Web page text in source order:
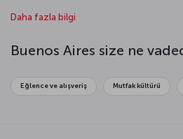
oluşturduğu deltada yapacağınız tekne
saraylarına göz gezdirebilirsiniz. Buenos
hoşsohbet insanlarıyla tanışıp,
Yemek zamanı geldiğindeyse, Arjantin’e
Daha fazla bilgi
Buenos Aires size ne
Eğlence ve alışveriş Mutfak kültürü